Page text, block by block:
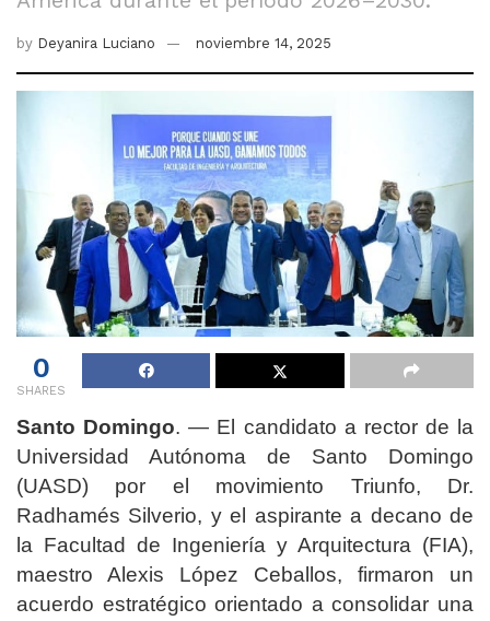
by Deyanira Luciano noviembre 14, 2025
0
SHARES
Santo Domingo. — El candidato a rector de la
Universidad Autónoma de Santo Domingo
(UASD) por el movimiento Triunfo, Dr.
Radhamés Silverio, y el aspirante a decano de
la Facultad de Ingeniería y Arquitectura (FIA),
maestro Alexis López Ceballos, firmaron un
acuerdo estratégico orientado a consolidar una